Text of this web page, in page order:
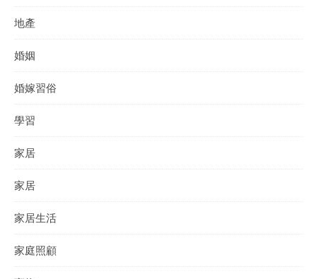
地產
婚姻
婚嫁習俗
學習
家居
家居
家居生活
家庭照顧